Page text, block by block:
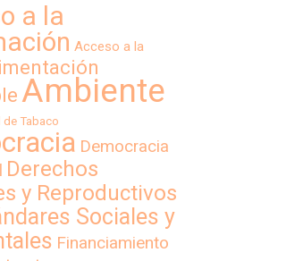
a la
Acceso a la
Ambiente
de Tabaco
Democracia
Derechos
y Reproductivos
Sociales y
Financiamiento